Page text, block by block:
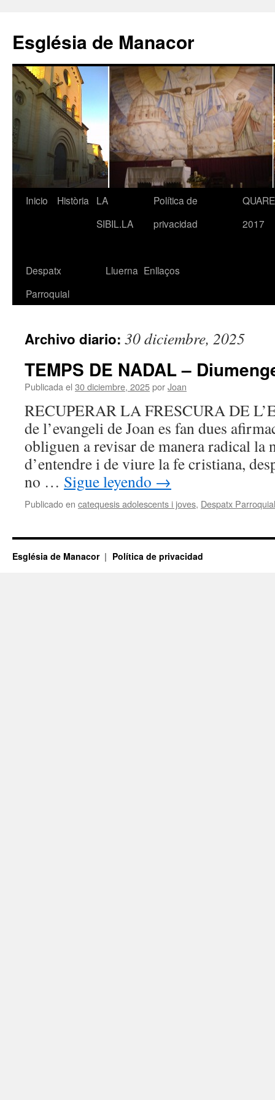
contenido
Església de Manacor
Inicio Història
LA
SIBIL.LA
Política de
privacidad
2017
Despatx
Parroquial
Lluerna Enllaços
Archivo diario: 30 diciembre, 2025
TEMPS DE NADAL –
Publicada el 30 diciembre, 2025porJoan
RECUPERAR LA FRESCURA DE
de l’evangeli de Joan es fan dues
obliguen a revisar de manera radical la
d’entendre i de viure la fe cristiana,
no … Sigue leyendo →
Publicado en catequesis adolescents i joves, Despatx Parroquial
Església de Manacor Política de privacidad